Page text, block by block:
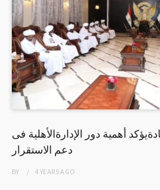
أهمية دور الإدارةالأهلية فى
دعم الاستقرار
BY 4 YEARSAGO